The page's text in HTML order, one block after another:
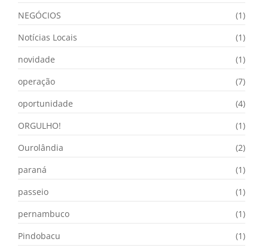
NEGÓCIOS
(1)
Notícias Locais
(1)
novidade
(1)
operação
(7)
oportunidade
(4)
ORGULHO!
(1)
Ourolândia
(2)
paraná
(1)
passeio
(1)
pernambuco
(1)
Pindobacu
(1)